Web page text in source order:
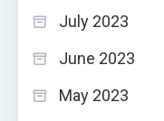
July 2023
June 2023
May 2023